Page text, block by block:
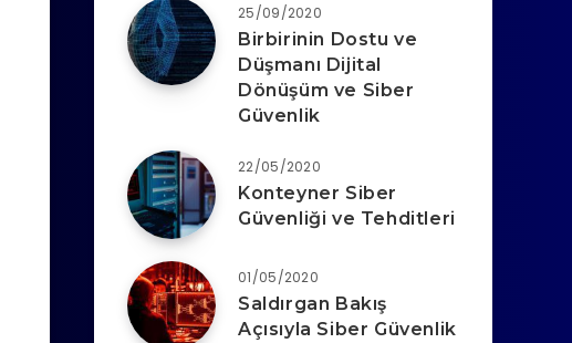
25/09/2020
Birbirinin Dostu ve
Düşmanı Dijital
Dönüşüm ve Siber
Güvenlik
22/05/2020
Konteyner Siber
Güvenliği ve Tehditleri
01/05/2020
Saldırgan Bakış
Açısıyla Siber Güvenlik